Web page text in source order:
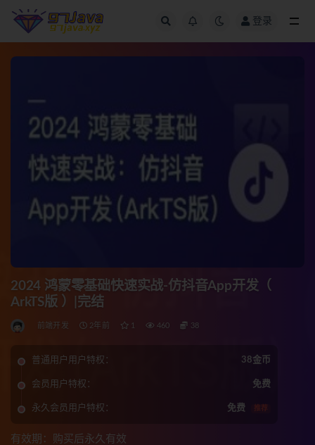
登录
2024 鸿蒙零基础快速实战-仿抖音App开发（
ArkTS版 ）|完结
前端开发 2年前 1 460 38
普通用户用户特权： 38金币
会员用户特权： 免费
永久会员用户特权： 免费 推荐
有效期：购买后永久有效